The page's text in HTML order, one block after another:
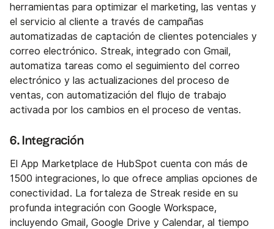
herramientas para optimizar el marketing, las ventas y
el servicio al cliente a través de campañas
automatizadas de captación de clientes potenciales y
correo electrónico. Streak, integrado con Gmail,
automatiza tareas como el seguimiento del correo
electrónico y las actualizaciones del proceso de
ventas, con automatización del flujo de trabajo
activada por los cambios en el proceso de ventas.
6. Integración
El App Marketplace de HubSpot cuenta con más de
1500 integraciones, lo que ofrece amplias opciones de
conectividad. La fortaleza de Streak reside en su
profunda integración con Google Workspace,
incluyendo Gmail, Google Drive y Calendar, al tiempo